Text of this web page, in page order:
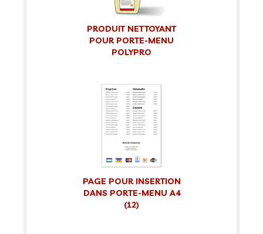
PRODUIT NETTOYANT
POUR PORTE-MENU
POLYPRO
PAGE POUR INSERTION
DANS PORTE-MENU A4
(12)